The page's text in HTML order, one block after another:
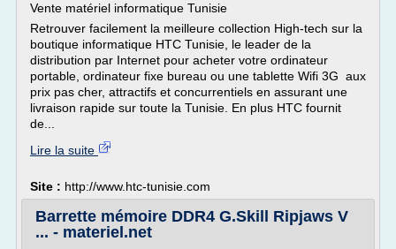
Vente matériel informatique Tunisie
Retrouver facilement la meilleure collection High-tech sur la
boutique informatique HTC Tunisie, le leader de la
distribution par Internet pour acheter votre ordinateur
portable, ordinateur fixe bureau ou une tablette Wifi 3G aux
prix pas cher, attractifs et concurrentiels en assurant une
livraison rapide sur toute la Tunisie. En plus HTC fournit
de...
Lire la suite
Site : http://www.htc-tunisie.com
Barrette mémoire DDR4 G.Skill Ripjaws V
... - materiel.net